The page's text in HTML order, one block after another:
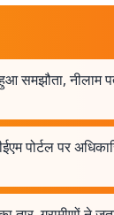
नीलाम
पोर्टल पर